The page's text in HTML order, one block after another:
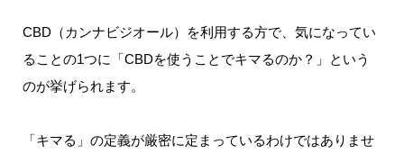
CBD（カンナビジオール）を利用する方で、気になってい
ることの1つに「CBDを使うことでキマるのか？」という
のが挙げられます。
「キマる」の定義が厳密に定まっているわけではありませ